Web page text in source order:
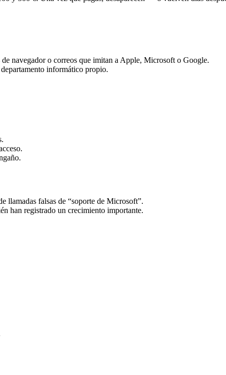
navegador o correos que imitan a Apple, Microsoft o Google.
informático propio.
llamadas falsas de “soporte de Microsoft”.
han registrado un crecimiento importante.